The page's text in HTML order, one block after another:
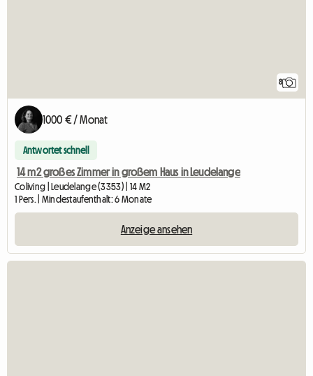
8
1000 € / Monat
Antwortet schnell
14 m2 großes Zimmer in großem Haus in Leudelange
Coliving | Leudelange (3353) | 14 M2
1 Pers. | Mindestaufenthalt: 6 Monate
Anzeige ansehen